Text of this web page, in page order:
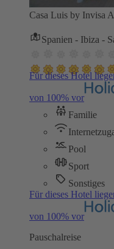
Casa Luis by Invisa
Spanien - Ibiza -
Für dieses Hotel
von 100% vor
Familie
Pool
Sport
Sonstiges
Für dieses Hotel
von 100% vor
Pauschalreise